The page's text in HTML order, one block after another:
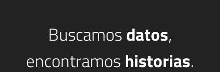
Buscamosdatos,
encontramos historias.